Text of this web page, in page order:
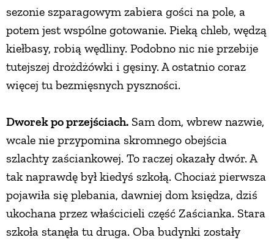
sezonie szparagowym zabiera gości na pole, a
potem jest wspólne gotowanie. Pieką chleb, wędzą
kiełbasy, robią wędliny. Podobno nic nie przebije
tutejszej drożdżówki i gęsiny. A ostatnio coraz
więcej tu bezmięsnych pyszności.
Dworek po przejściach. Sam dom, wbrew nazwie,
wcale nie przypomina skromnego obejścia
szlachty zaściankowej. To raczej okazały dwór. A
tak naprawdę był kiedyś szkołą. Chociaż pierwsza
pojawiła się plebania, dawniej dom księdza, dziś
ukochana przez właścicieli część Zaścianka. Stara
szkoła stanęła tu druga. Oba budynki zostały